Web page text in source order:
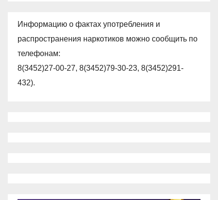
Информацию о фактах употребления и
распространения наркотиков можно сообщить по
телефонам:
8(3452)27-00-27, 8(3452)79-30-23, 8(3452)291-
432).